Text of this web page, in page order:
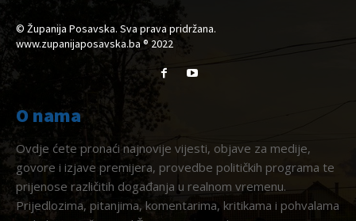
© Županija Posavska. Sva prava pridržana.
www.zupanijaposavska.ba ® 2022
O nama
Ovdje ćete pronaći najnovije vijesti, objave za medije,
govore i izjave premijera, provedbe političkih programa te
prijenose različitih događanja u realnom vremenu.
Prijedlozima, pitanjima, komentarima, kritikama i pohvalama